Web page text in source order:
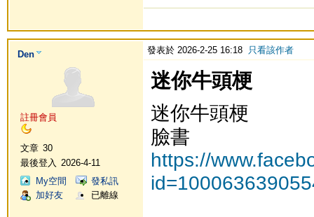
Den
註冊會員
文章 30
最後登入
2026-4-11
My空間
發私訊
加好友
已離線
發表於 2026-2-25 16:18 只看該作者
迷你牛頭梗
迷你牛頭梗
臉書
https://